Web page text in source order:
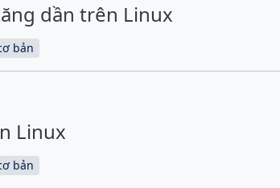
dần trên Linux
bản
Linux
bản